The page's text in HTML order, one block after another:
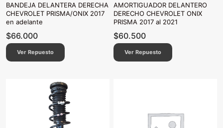
BANDEJA DELANTERA DERECHA
CHEVROLET PRISMA/ONIX 2017
en adelante
$66.000
Ver Repuesto
AMORTIGUADOR DELANTERO
DERECHO CHEVROLET ONIX
PRISMA 2017 al 2021
$60.500
Ver Repuesto